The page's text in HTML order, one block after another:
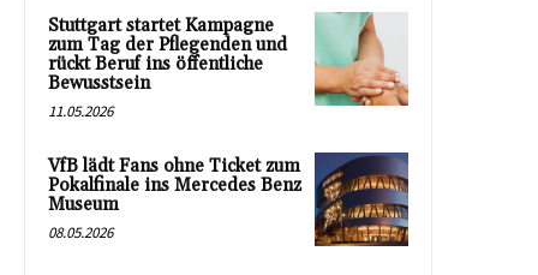
Stuttgart startet Kampagne
zum Tag der Pflegenden und
rückt Beruf ins öffentliche
Bewusstsein
11.05.2026
VfB lädt Fans ohne Ticket zum
Pokalfinale ins Mercedes Benz
Museum
08.05.2026